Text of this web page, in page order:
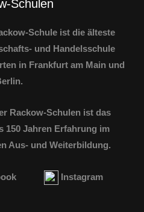
Schulen
Schule ist die älteste
und Handelsschule
in Frankfurt am Main und
Rackow-Schulen ist das
150 Jahren Erfahrung im
Aus- und Weiterbildung.
Instagram